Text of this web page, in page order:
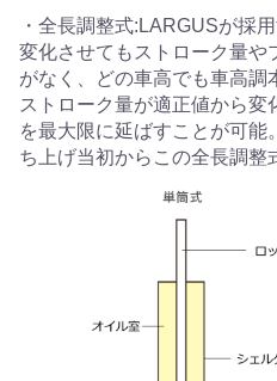
・全長調整式:LARGUSが採
変化させてもストローク量や
がなく、どの車高でも車高調
ストローク量が適正値から
を最大限に延ばすことが可
ち上げ当初からこの全長調整